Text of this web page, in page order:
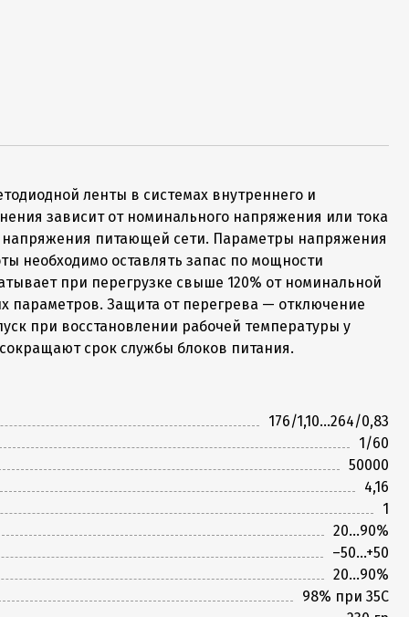
ленты в системах внутреннего и
зависит от номинального напряжения или тока
питающей сети. Параметры напряжения
необходимо оставлять запас по мощности
при перегрузке свыше 120% от номинальной
параметров. Защита от перегрева — отключение
при восстановлении рабочей температуры у
срок службы блоков питания.
176/1,10...264/0,83
1/60
50000
4,16
1
20...90%
–50...+50
20...90%
98% при 35С